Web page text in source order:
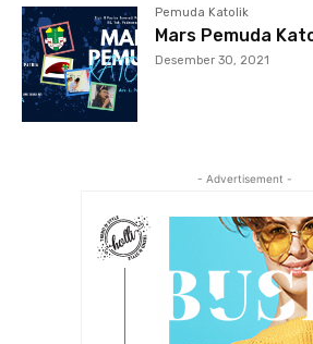
Pemuda Katolik
Mars Pemuda
Desember 30, 2021
- Advertisement -